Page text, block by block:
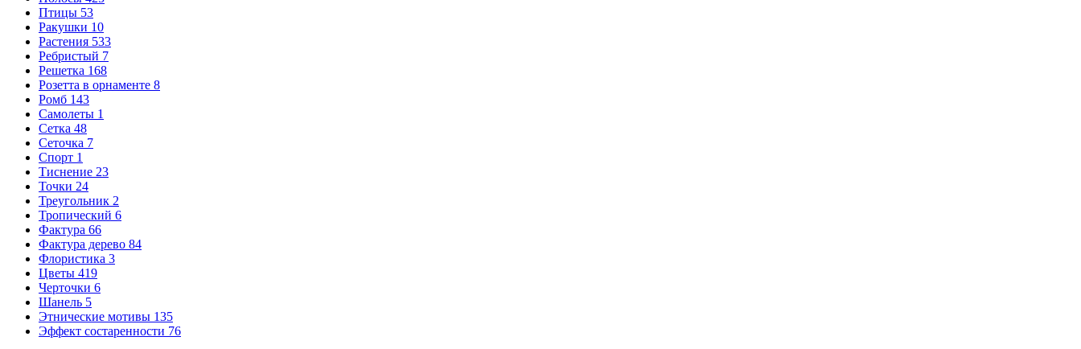
Птицы 53
Ракушки 10
Растения 533
Ребристый 7
Решетка 168
Розетта в орнаменте 8
Ромб 143
Самолеты 1
Сетка 48
Сеточка 7
Спорт 1
Тиснение 23
Точки 24
Треугольник 2
Тропический 6
Фактура 66
Фактура дерево 84
Флористика 3
Цветы 419
Черточки 6
Шанель 5
Этнические мотивы 135
Эффект состаренности 76